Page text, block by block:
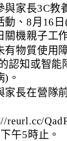
與家長3C教
動、8月16
關機親子工
有物質使用
認知或智能
。
家長在營隊
reurl.cc/
午5時止。